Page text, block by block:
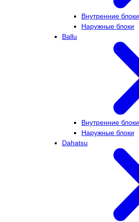
Внутренние блоки
Наружные блоки
Ballu
Внутренние блоки
Наружные блоки
Dahatsu